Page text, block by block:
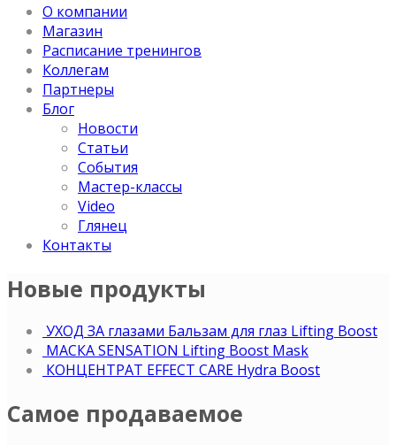
О компании
Магазин
Расписание тренингов
Коллегам
Партнеры
Блог
Новости
Статьи
События
Мастер-классы
Video
Глянец
Контакты
Новые продукты
УХОД ЗА глазами Бальзам для глаз Lifting Boost
МАСКА SENSATION Lifting Boost Mask
КОНЦЕНТРАТ EFFECT CARE Hydra Boost
Самое продаваемое